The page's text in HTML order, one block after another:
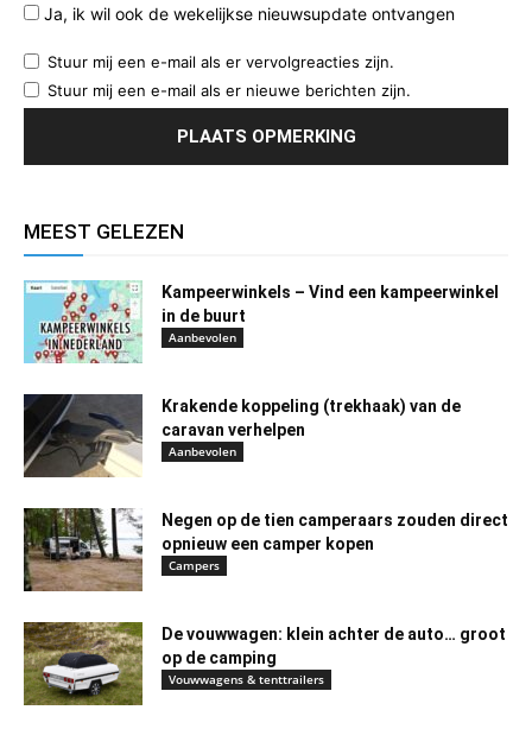
Ja, ik wil ook de wekelijkse nieuwsupdate ontvangen
Stuur mij een e-mail als er vervolgreacties zijn.
Stuur mij een e-mail als er nieuwe berichten zijn.
MEEST GELEZEN
Kampeerwinkels – Vind een kampeerwinkel
in de buurt
Aanbevolen
Krakende koppeling (trekhaak) van de
caravan verhelpen
Aanbevolen
Negen op de tien camperaars zouden direct
opnieuw een camper kopen
Campers
De vouwwagen: klein achter de auto… groot
op de camping
Vouwwagens & tenttrailers